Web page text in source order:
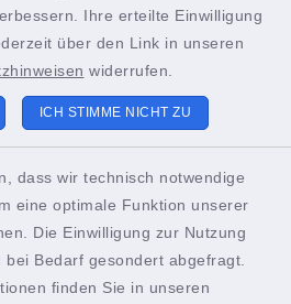
Ihre erteilte Einwilligung
über den Link in unseren
widerrufen.
ICH STIMME NICHT ZU
dass wir technisch notwendige
eine optimale Funktion unserer
Die Einwilligung zur Nutzung
Bedarf gesondert abgefragt.
finden Sie in unseren